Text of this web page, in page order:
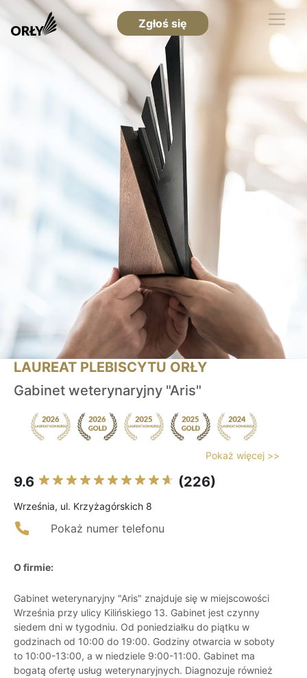
Zgłoś się
LAUREAT PLEBISCYTU ORŁY
Gabinet weterynaryjny "Aris"
Pokaż więcej >>
9.6 (226)
Września, ul. Krzyżagórskich 8
Pokaż numer telefonu
O firmie:
Gabinet weterynaryjny "Aris" znajduje się w miejscowości
Września przy ulicy Kilińskiego 13. Gabinet jest czynny
siedem dni w tygodniu. Od poniedziałku do piątku w
godzinach od 10:00 do 19:00. Godziny otwarcia w soboty
to 10:00-13:00, a w niedziele 9:00-11:00. Gabinet ma
bogatą ofertę usług weterynaryjnych. Diagnozuje również